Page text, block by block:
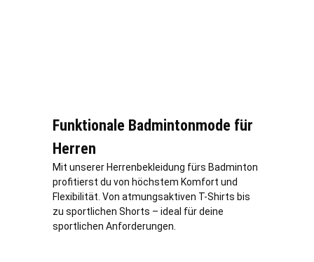
Funktionale Badmintonmode für
Herren
Mit unserer Herrenbekleidung fürs Badminton
profitierst du von höchstem Komfort und
Flexibilität. Von atmungsaktiven T-Shirts bis
zu sportlichen Shorts – ideal für deine
sportlichen Anforderungen.